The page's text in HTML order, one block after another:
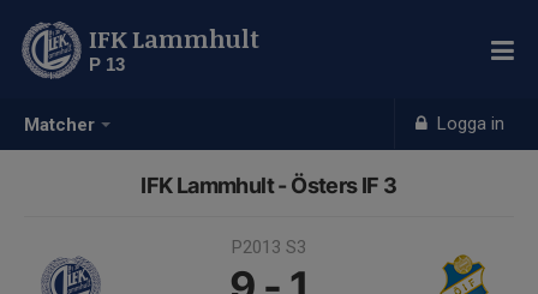
Matcher Logga in
IFK Lammhult
P 13
IFK Lammhult - Östers IF 3
P2013 S3